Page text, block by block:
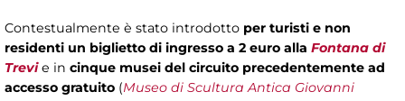
Contestualmente è stato introdotto per turisti e non
residenti un biglietto di ingresso a 2 euro alla Fontana di
Trevi e in cinque musei del circuito precedentemente ad
accesso gratuito (Museo di Scultura Antica Giovanni